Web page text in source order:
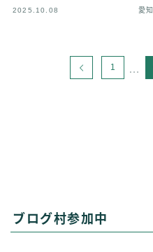
2025.10.08 愛知
1 …
ブログ村参加中